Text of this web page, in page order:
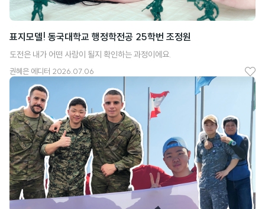
표지모델! 동국대학교 행정학전공 25학번 조정원
도전은 내가 어떤 사람이 될지 확인하는 과정이에요.
권혜은 에디터 2026.07.06
좋
아
요